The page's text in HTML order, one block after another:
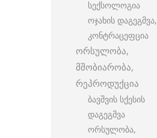
სექსოლოგია
ოჯახის დაგეგმვა,
კონტრაცეფცია
ორსულობა,
მშობიარობა,
რეპროდუქცია
ბავშვის სქესის
დაგეგმვა
ორსულობა,